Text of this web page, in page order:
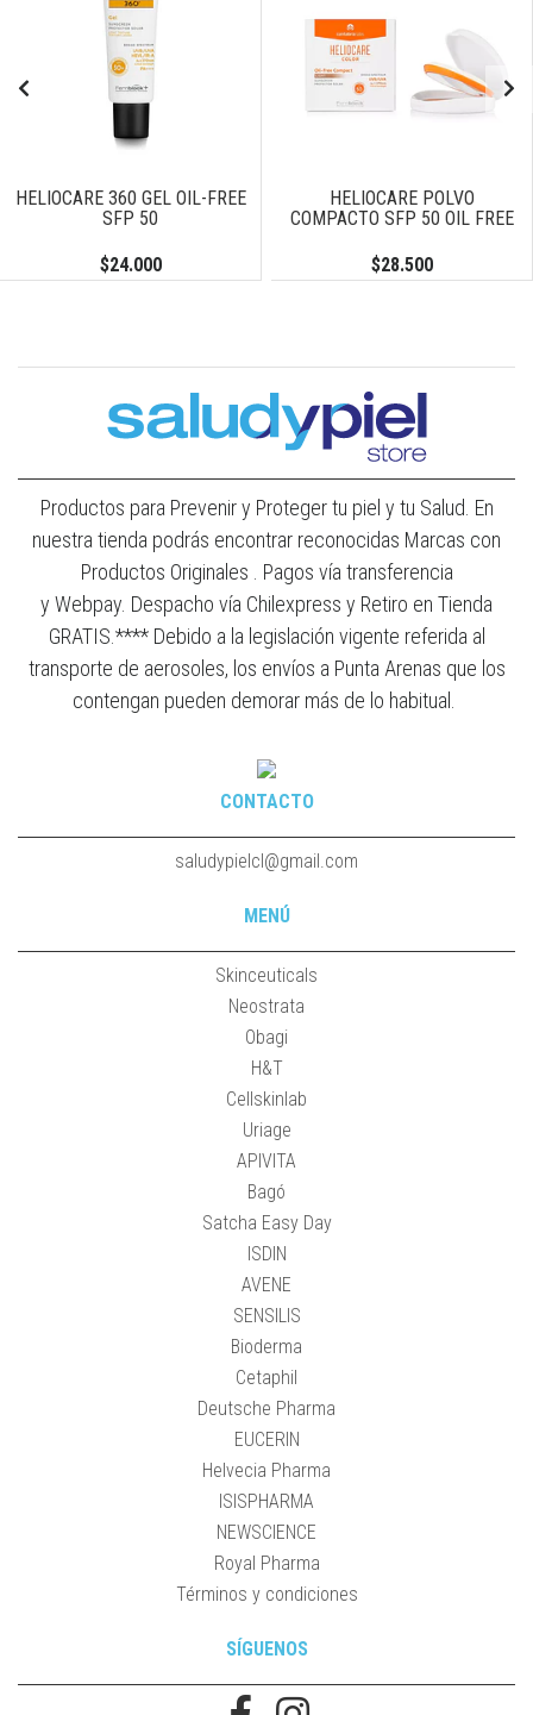
HELIOCARE 360 GEL OIL-FREE
SFP 50
$24.000
HELIOCARE POLVO
COMPACTO SFP 50 OIL FREE
$28.500
Productos para Prevenir y Proteger tu piel y tu Salud. En
nuestra tienda podrás encontrar reconocidas Marcas con
Productos Originales . Pagos vía transferencia
y Webpay. Despacho vía Chilexpress y Retiro en Tienda
GRATIS.**** Debido a la legislación vigente referida al
transporte de aerosoles, los envíos a Punta Arenas que los
contengan pueden demorar más de lo habitual.
CONTACTO
saludypielcl@gmail.com
MENÚ
Skinceuticals
Neostrata
Obagi
H&T
Cellskinlab
Uriage
APIVITA
Bagó
Satcha Easy Day
ISDIN
AVENE
SENSILIS
Bioderma
Cetaphil
Deutsche Pharma
EUCERIN
Helvecia Pharma
ISISPHARMA
NEWSCIENCE
Royal Pharma
Términos y condiciones
SÍGUENOS